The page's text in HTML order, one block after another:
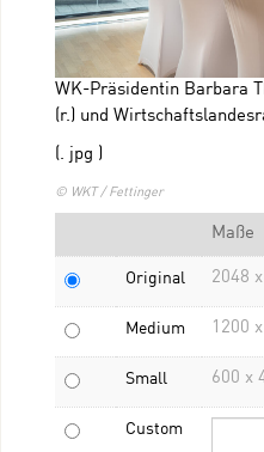
WK-Präsidentin Barbara
(r.) und
(. jpg )
© WKT / Fettinger
Maße
Original 2048
Medium 1200
Small 600 x
Custom